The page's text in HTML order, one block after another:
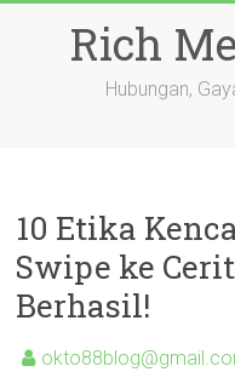
Rich
Hubungan,
10 Etika
Swipe ke
Berhasil!